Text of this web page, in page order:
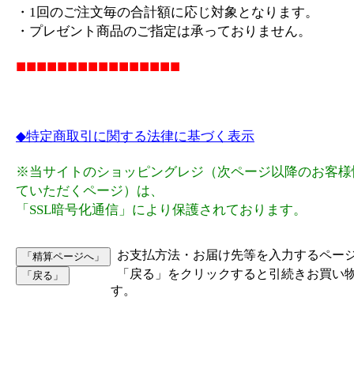
・1回のご注文毎の合計額に応じ対象となります。
・プレゼント商品のご指定は承っておりません。
■■■■■■■■■■■■■■■■
◆特定商取引に関する法律に基づく表示
※当サイトのショッピングレジ（次ページ以降のお客
ていただくページ）は、
「SSL暗号化通信」により保護されております。
お支払方法・お届け先等を入力するペー
「戻る」をクリックすると引続きお買い
す。